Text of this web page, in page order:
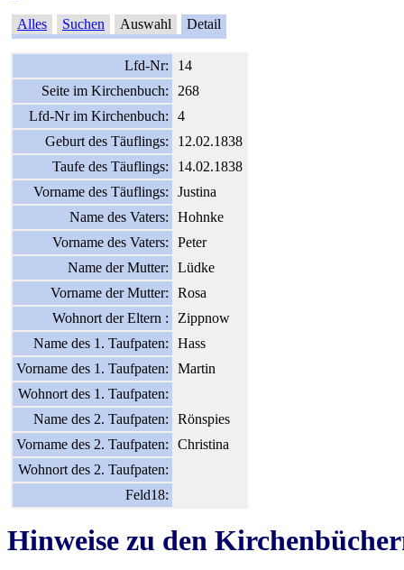
Alles Suchen Auswahl Detail
Lfd-Nr:
14
Seite im Kirchenbuch:
268
Lfd-Nr im Kirchenbuch:
4
Geburt des Täuflings:
12.02.1838
Taufe des Täuflings:
14.02.1838
Vorname des Täuflings:
Justina
Name des Vaters:
Hohnke
Vorname des Vaters:
Peter
Name der Mutter:
Lüdke
Vorname der Mutter:
Rosa
Wohnort der Eltern :
Zippnow
Name des 1. Taufpaten:
Hass
Vorname des 1. Taufpaten:
Martin
Wohnort des 1. Taufpaten:
Name des 2. Taufpaten:
Rönspies
Vorname des 2. Taufpaten:
Christina
Wohnort des 2. Taufpaten:
Feld18:
Hinweise zu den